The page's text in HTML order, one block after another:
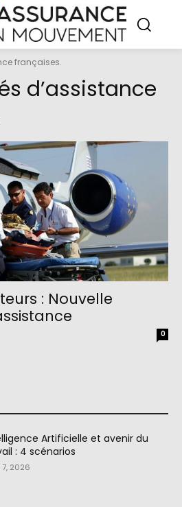
françaises.
d’assistance
: Nouvelle
0
Artificielle et avenir du
: 4 scénarios
7, 2026